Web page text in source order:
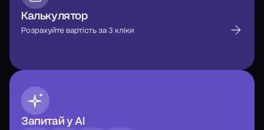
Калькулятор
Розрахуйте вартість за 3 кліки
Запитай у AI